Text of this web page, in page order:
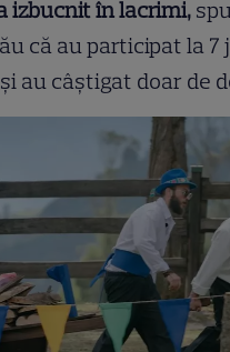
izbucnit în lacrimi,
că au participat la
au câștigat doar de